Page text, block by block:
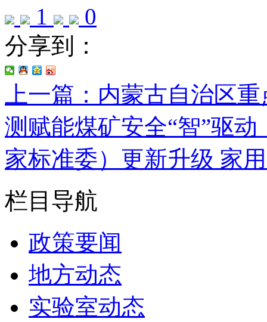
1
0
分享到：
上一篇：内蒙古自治区
测赋能煤矿安全“智”驱动
家标准委）更新升级 家
栏目导航
政策要闻
地方动态
实验室动态